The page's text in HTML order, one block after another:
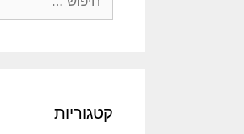
קטגוריות